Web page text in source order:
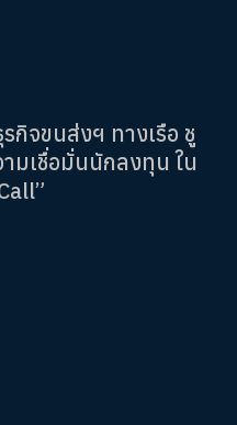
กิจขนส่งฯ ทางเรือ ชู
มเชื่อมั่นนักลงทุน ใน